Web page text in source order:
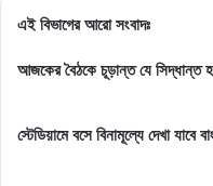
সাকিবকে
যা
সুখবর
বাংলাদেশ!
এই বিভাগের আরো সংবাদঃ
আজকের বৈঠকে চূড়ান্ত যে সিদ্ধান্ত
স্টেডিয়ামে বসে বিনামূল্যে দেখা যাবে